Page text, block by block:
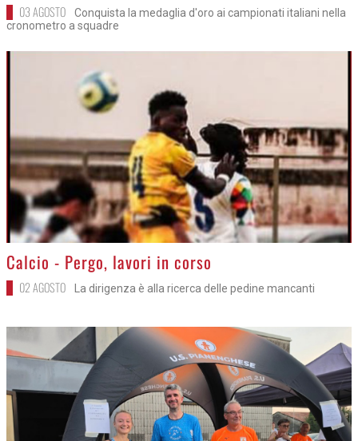
03 AGOSTO
Conquista la medaglia d'oro ai campionati italiani nella
cronometro a squadre
>
Calcio - Pergo, lavori in corso
02 AGOSTO La dirigenza è alla ricerca delle pedine mancanti